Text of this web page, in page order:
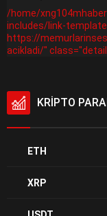
/home/
includes/link-
https://
acikladi/"
KRİPTO
ETH
XRP